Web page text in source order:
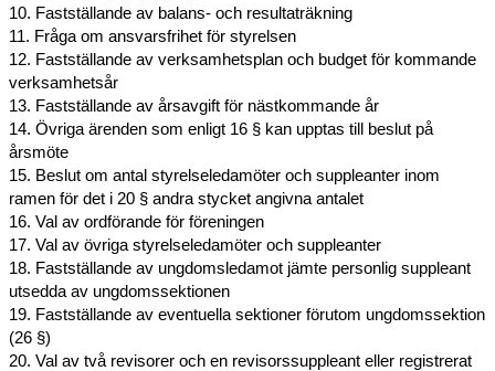
10. Fastställande av balans- och resultaträkning
11. Fråga om ansvarsfrihet för styrelsen
12. Fastställande av verksamhetsplan och budget för kommande
verksamhetsår
13. Fastställande av årsavgift för nästkommande år
14. Övriga ärenden som enligt 16 § kan upptas till beslut på
årsmöte
15. Beslut om antal styrelseledamöter och suppleanter inom
ramen för det i 20 § andra stycket angivna antalet
16. Val av ordförande för föreningen
17. Val av övriga styrelseledamöter och suppleanter
18. Fastställande av ungdomsledamot jämte personlig suppleant
utsedda av ungdomssektionen
19. Fastställande av eventuella sektioner förutom ungdomssektion
(26 §)
20. Val av två revisorer och en revisorssuppleant eller registrerat